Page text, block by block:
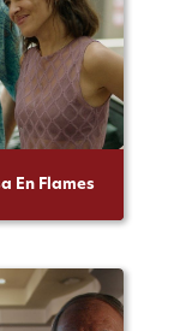
En Flames